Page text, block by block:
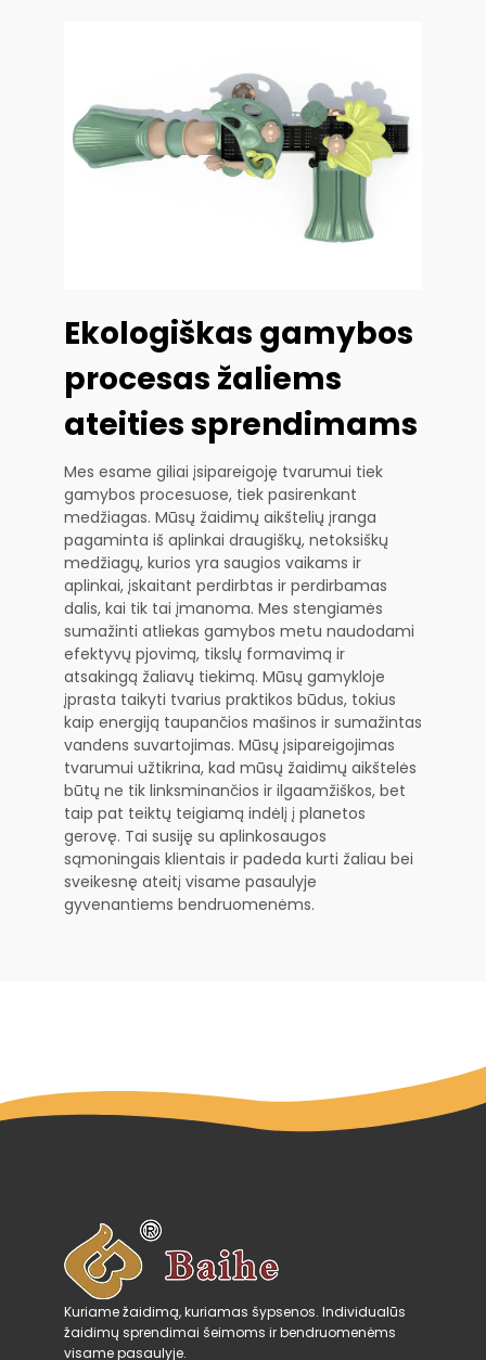
Ekologiškas gamybos
procesas žaliems
ateities sprendimams
Mes esame giliai įsipareigoję tvarumui tiek
gamybos procesuose, tiek pasirenkant
medžiagas. Mūsų žaidimų aikštelių įranga
pagaminta iš aplinkai draugiškų, netoksiškų
medžiagų, kurios yra saugios vaikams ir
aplinkai, įskaitant perdirbtas ir perdirbamas
dalis, kai tik tai įmanoma. Mes stengiamės
sumažinti atliekas gamybos metu naudodami
efektyvų pjovimą, tikslų formavimą ir
atsakingą žaliavų tiekimą. Mūsų gamykloje
įprasta taikyti tvarius praktikos būdus, tokius
kaip energiją taupančios mašinos ir sumažintas
vandens suvartojimas. Mūsų įsipareigojimas
tvarumui užtikrina, kad mūsų žaidimų aikštelės
būtų ne tik linksminančios ir ilgaamžiškos, bet
taip pat teiktų teigiamą indėlį į planetos
gerovę. Tai susiję su aplinkosaugos
sąmoningais klientais ir padeda kurti žaliau bei
sveikesnę ateitį visame pasaulyje
gyvenantiems bendruomenėms.
Kuriame žaidimą, kuriamas šypsenos. Individualūs
žaidimų sprendimai šeimoms ir bendruomenėms
visame pasaulyje.